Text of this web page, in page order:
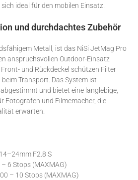
ideal für den mobilen Einsatz.
und durchdachtes Zubehör
Metall, ist das NiSi JetMag Pro
anspruchsvollen Outdoor-Einsatz
und Rückdeckel schützen Filter
Transport. Das System ist
und bietet eine langlebige,
Fotografen und Filmemacher, die
erwarten.
F2.8 S
6 Stops (MAXMAG)
– 10 Stops (MAXMAG)